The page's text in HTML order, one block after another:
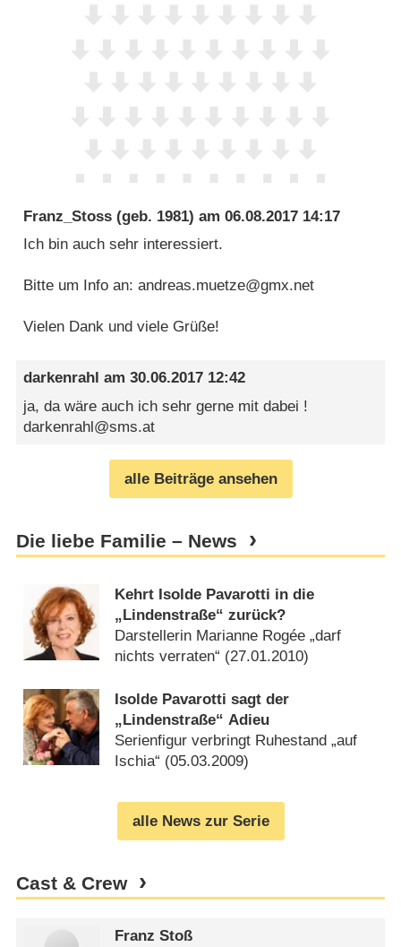
Franz_Stoss (geb. 1981) am06.08.2017 14:17
Ich bin auch sehr interessiert.
Bitte um Info an: andreas.muetze@gmx.net
Vielen Dank und viele Grüße!
darkenrahl am30.06.2017 12:42
ja, da wäre auch ich sehr gerne mit dabei !
darkenrahl@sms.at
alle Beiträge ansehen
Die liebe Familie – News
Kehrt Isolde Pavarotti in die
„Lindenstraße“ zurück?
Darstellerin Marianne Rogée „darf
nichts verraten“ (27.01.2010)
Isolde Pavarotti sagt der
„Lindenstraße“ Adieu
Serienfigur verbringt Ruhestand „auf
Ischia“ (05.03.2009)
alle News zur Serie
Cast & Crew
Franz Stoß